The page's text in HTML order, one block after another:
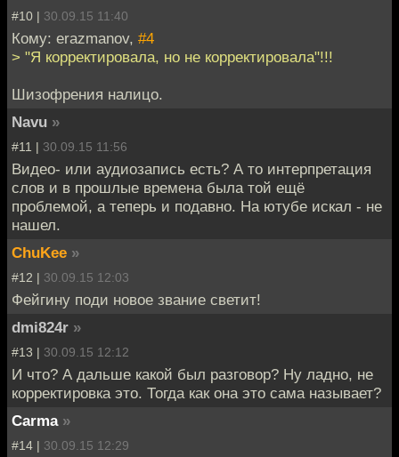
#10 | 30.09.15 11:40
Кому: erazmanov, #4
> "Я корректировала, но не корректировала"!!!
Шизофрения налицо.
Navu »
#11 | 30.09.15 11:56
Видео- или аудиозапись есть? А то интерпретация
слов и в прошлые времена была той ещё
проблемой, а теперь и подавно. На ютубе искал - не
нашел.
ChuKee »
#12 | 30.09.15 12:03
Фейгину поди новое звание светит!
dmi824r »
#13 | 30.09.15 12:12
И что? А дальше какой был разговор? Ну ладно, не
корректировка это. Тогда как она это сама называет?
Carma »
#14 | 30.09.15 12:29